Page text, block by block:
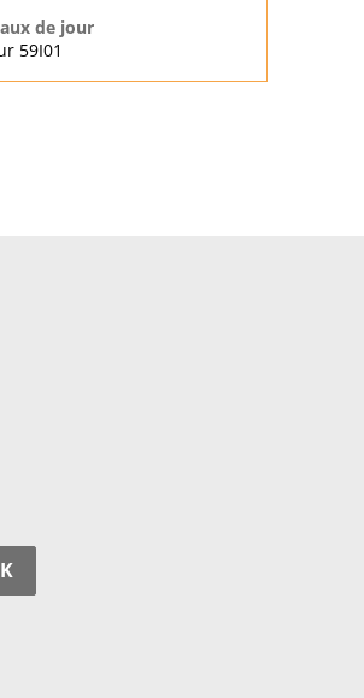
de jour
59I01